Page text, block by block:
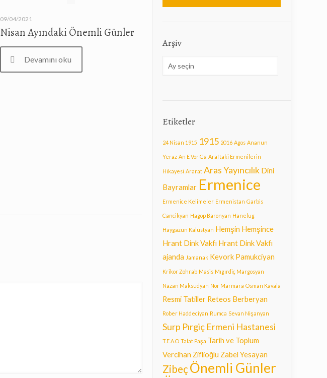
09/04/2021
Nisan Ayındaki Önemli Günler
Devamını oku
Arşiv
Arşiv
Etiketler
24 Nisan 1915 1915 2016 Agos Ananun
Yeraz An E Vor Ga Araftaki Ermenilerin
Hikayesi Ararat Aras Yayıncılık Dini
Bayramlar Ermenice
Ermenice Kelimeler Ermenistan Garbis
Cancikyan Hagop Baronyan Hanelug
Haygazun Kalustyan Hemşin Hemşince
Hrant Dink Vakfı Hrant Dink Vakfı
ajanda Jamanak Kevork Pamukciyan
Krikor Zohrab Masis Mıgırdiç Margosyan
Nazan Maksudyan Nor Marmara Osman Kavala
Resmi Tatiller Reteos Berberyan
Rober Haddeciyan Rumca Sevan Nişanyan
Surp Pırgiç Ermeni Hastanesi
T.E.A.O Talat Paşa Tarih ve Toplum
Vercihan Ziflioğlu Zabel Yesayan
ZibeçÖnemli Günler